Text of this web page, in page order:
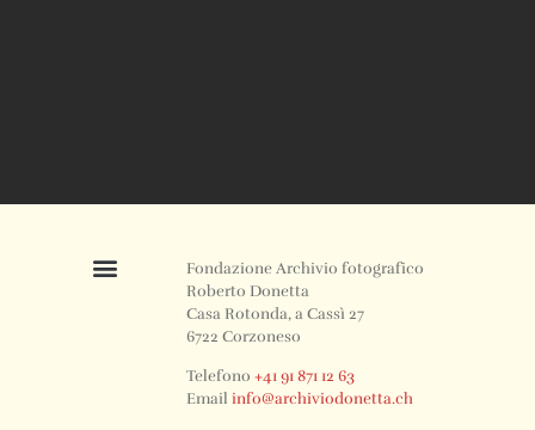
Fondazione Archivio fotografico
Roberto Donetta
Casa Rotonda, a Cassì 27
6722 Corzoneso
Telefono+41 91 871 12 63
Emailinfo@archiviodonetta.ch